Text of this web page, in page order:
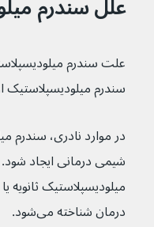
علت سندرم
سندرم میلودیسپلاستیک
شیمی درمانی ایجاد
میلودیسپلاستیک ثانویه
درمان شناخته می‌شود.